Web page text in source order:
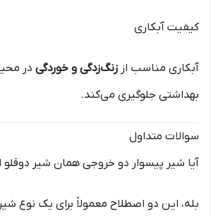
کیفیت آبکاری
آبکاری مناسب از زنگ‌زدگی و خوردگی در
بهداشتی جلوگیری می‌کند.
سوالات متداول
آیا شیر پیسوار دو خروجی همان شیر
بله، این دو اصطلاح معمولاً برای یک نوع